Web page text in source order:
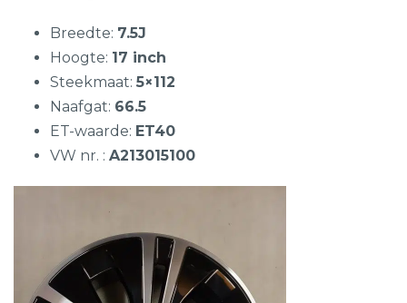
Breedte: 7.5J
Hoogte: 17 inch
Steekmaat: 5×112
Naafgat: 66.5
ET-waarde: ET40
VW nr. : A213015100